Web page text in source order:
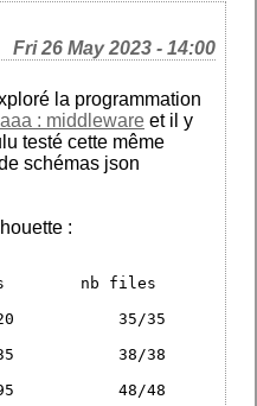
Fri 26 May 2023 - 14:00
la programmation
: middleware et il y
testé cette même
schémas json
:
tests suite:	nb tests	nb files
draft3: 	  520/520	    35/35
draft4: 	  735/735	    38/38
draft6: 	  995/995	    48/48